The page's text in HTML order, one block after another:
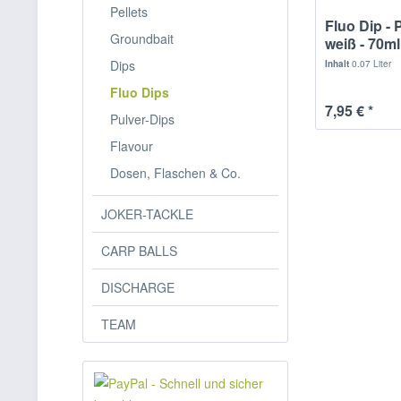
Pellets
Groundbait
Dips
Fluo Dips
Pulver-Dips
Flavour
Dosen, Flaschen & Co.
JOKER-TACKLE
CARP BALLS
DISCHARGE
TEAM
Fluo Dip -
weiß - 70ml
Inhalt0.07 Liter
7,95 € *